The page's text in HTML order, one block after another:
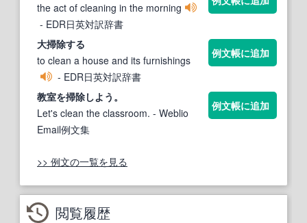
the act of cleaning in the morning
- EDR日英対訳辞書
大掃除する
to clean a house and its furnishings
- EDR日英対訳辞書
例文帳に追加
教室を掃除しよう。
Let's clean the classroom. - Weblio
Email例文集
例文帳に追加
>> 例文の一覧を見る
閲覧履歴